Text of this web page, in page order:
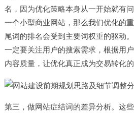
名，因为优化策略本身从一开始就有
一个小型商业网站，那么我们优化的
尾词的排名会受到主要词权重的驱动
一定要关注用户的搜索需求，根据用
内容质量，让优化真正成为交易转化的
第三，做网站症结词的差异分析。这